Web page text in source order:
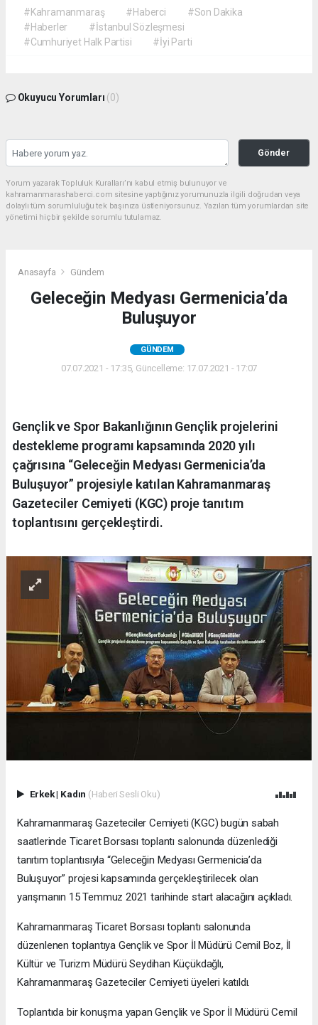
#Kahramanmaraş #Haberci
#Son Dakika
#Haberler
#İstanbul Sözleşmesi
#Cumhuriyet Halk Partisi
#İyi Parti
Okuyucu Yorumları (0)
Gönder
Yorum yazarak Topluluk Kuralları’nı kabul etmiş bulunuyor ve
kahramanmarashaberci.com sitesine yaptığınız yorumunuzla ilgili doğrudan veya
dolaylı tüm sorumluluğu tek başınıza üstleniyorsunuz. Yazılan tüm yorumlardan site
yönetimi hiçbir şekilde sorumlu tutulamaz.
Anasayfa Gündem
Geleceğin Medyası Germenicia’da
Buluşuyor
GÜNDEM
07.07.2021 - 17:35, Güncelleme: 17.07.2021 - 17:07
Gençlik ve Spor Bakanlığının Gençlik projelerini
destekleme programı kapsamında 2020 yılı
çağrısına “Geleceğin Medyası Germenicia’da
Buluşuyor” projesiyle katılan Kahramanmaraş
Gazeteciler Cemiyeti (KGC) proje tanıtım
toplantısını gerçekleştirdi.
Erkek| Kadın (Haberi Sesli Oku)
Kahramanmaraş Gazeteciler Cemiyeti (KGC) bugün sabah
saatlerinde Ticaret Borsası toplantı salonunda düzenlediği
tanıtım toplantısıyla “Geleceğin Medyası Germenicia’da
Buluşuyor” projesi kapsamında gerçekleştirilecek olan
yarışmanın 15 Temmuz 2021 tarihinde start alacağını açıkladı.
Kahramanmaraş Ticaret Borsası toplantı salonunda
düzenlenen toplantıya Gençlik ve Spor İl Müdürü Cemil Boz, İl
Kültür ve Turizm Müdürü Seydihan Küçükdağlı,
Kahramanmaraş Gazeteciler Cemiyeti üyeleri katıldı.
Toplantıda bir konuşma yapan Gençlik ve Spor İl Müdürü Cemil